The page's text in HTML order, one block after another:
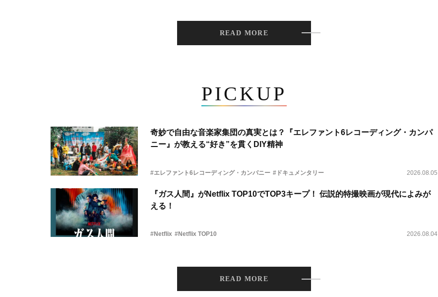
READ MORE
PICKUP
奇妙で自由な音楽家集団の真実とは？『エレファント6レコーディング・カンパ
ニー』が教える“好き”を貫くDIY精神
#エレファント6レコーディング・カンパニー #ドキュメンタリー 2026.08.05
『ガス人間』がNetflix TOP10でTOP3キープ！ 伝説的特撮映画が現代によみが
える！
#Netflix #Netflix TOP10 2026.08.04
READ MORE